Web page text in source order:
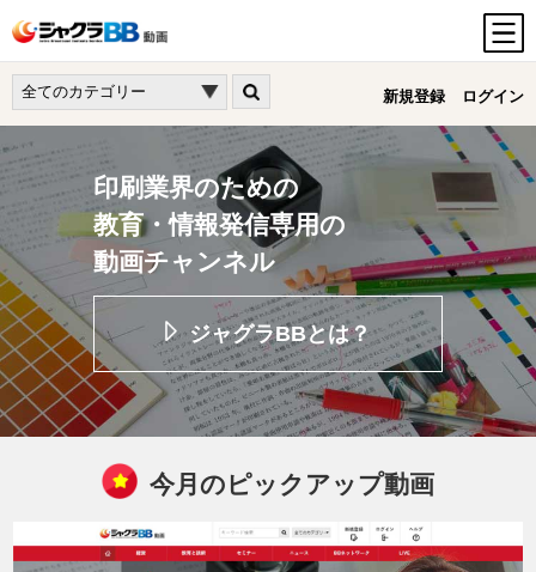
新規登録 ログイン
印刷業界のための
教育・情報発信専用の
動画チャンネル
ジャグラBBとは？
今月のピックアップ動画